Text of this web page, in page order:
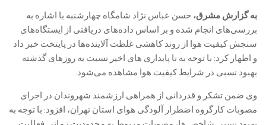
به گزارش مشرق، حسن عباس نژاد شامگاه چهارشنبه با اشاره به
بررسی‌های انجام‌ شده و بر اساس داده‌های دریافتی از ایستگاه‌های
سنجش کیفیت هوا از روند کاهشی غلظت آلاینده‌ها در پایتخت خبر داد
و اظهار کرد: با توجه به نا پایداری های اخیر نسبت به روزهای گذشته
بهبود نسبی در شرایط کیفیت هوا مشاهده می‌شود.
وی ضمن تشکر و قدردانی از همراهی ارزشمند شهروندان در اجرای
مصوبات کارگروه اضطرار آلودگی هوای استان تهران، افزود: با توجه به